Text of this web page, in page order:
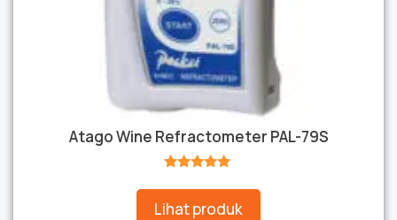
Atago Wine Refractometer PAL-79S
Lihat produk